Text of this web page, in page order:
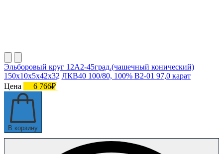
Эльборовый круг 12А2-45град.(чашечный конический)
150х10х5х42х32 ЛКВ40 100/80, 100% В2-01 97,0 карат
Цена
6 766₽
В корзину